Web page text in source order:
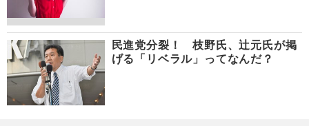
民進党分裂！ 枝野氏、辻元氏が掲
げる「リベラル」ってなんだ？